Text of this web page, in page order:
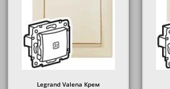
Legrand Valena Крем